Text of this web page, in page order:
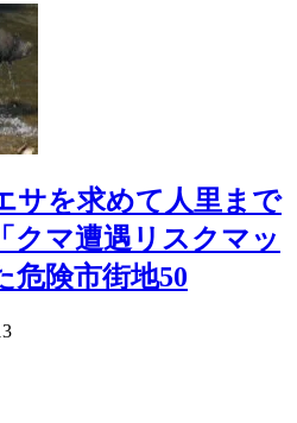
サを求めて人里まで
マ遭遇リスクマッ
危険市街地50